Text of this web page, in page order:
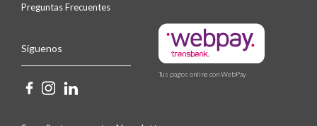
Preguntas Frecuentes
Síguenos
Tus pagos online con WebPay